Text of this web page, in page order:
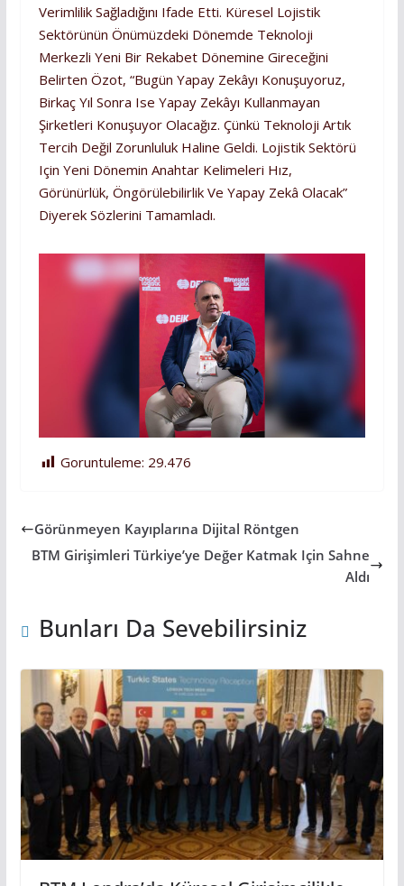
Verimlilik Sağladığını Ifade Etti. Küresel Lojistik
Sektörünün Önümüzdeki Dönemde Teknoloji
Merkezli Yeni Bir Rekabet Dönemine Gireceğini
Belirten Özot, “Bugün Yapay Zekâyı Konuşuyoruz,
Birkaç Yıl Sonra Ise Yapay Zekâyı Kullanmayan
Şirketleri Konuşuyor Olacağız. Çünkü Teknoloji Artık
Tercih Değil Zorunluluk Haline Geldi. Lojistik Sektörü
Için Yeni Dönemin Anahtar Kelimeleri Hız,
Görünürlük, Öngörülebilirlik Ve Yapay Zekâ Olacak”
Diyerek Sözlerini Tamamladı.
Goruntuleme: 29.476
Görünmeyen Kayıplarına Dijital Röntgen
BTM Girişimleri Türkiye’ye Değer Katmak Için Sahne
Aldı
Bunları Da Sevebilirsiniz